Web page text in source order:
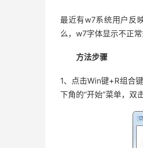
最近有w7系统用户反
么，w7字体显示不正
方法步骤
1、点击Win键+R组合
下角的“开始”菜单，双